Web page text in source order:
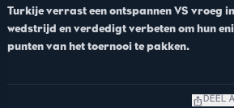
Turkije verrast een ontspannen VS vroeg
wedstrijd en verdedigt verbeten om hun
punten van het toernooi te pakken.
ios_share DEEL